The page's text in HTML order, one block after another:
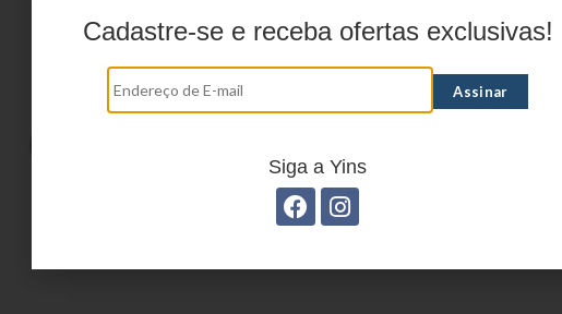
Cadastre-se e receba ofertas exclusivas!
Siga a Yins